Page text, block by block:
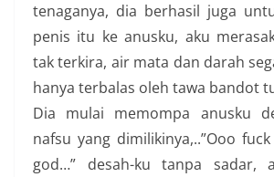
tenaganya, dia berhasil juga
penis itu ke anusku, aku
tak terkira, air mata dan darah
hanya terbalas oleh tawa bandot
Dia mulai memompa anusku
nafsu yang dimilikinya,..”Ooo
god…” desah-ku tanpa sadar,